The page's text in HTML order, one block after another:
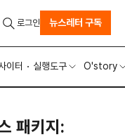
이터 실행도구 O'story
로그인 뉴스레터 구독
패키지: